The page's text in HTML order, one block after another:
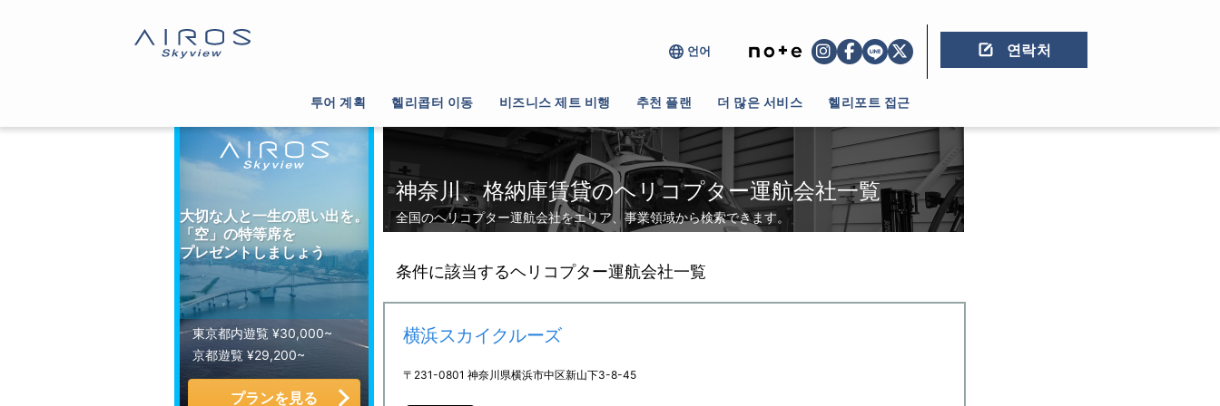
언어 연락처
투어 계획 헬리콥터 이동 비즈니스 제트 비행 추천 플랜 더 많은 서비스 헬리포트 접근
大切な人と一生の思い出を。
「空」の特等席を
プレゼントしましょう
東京都内遊覧 ¥30,000~
京都遊覧 ¥29,200~
プランを見る
神奈川、格納庫賃貸のヘリコプター運航会社一覧
全国のヘリコプター運航会社をエリア、事業領域から検索できます。
条件に該当するヘリコプター運航会社一覧
横浜スカイクルーズ
〒231-0801 神奈川県横浜市中区新山下3-8-45